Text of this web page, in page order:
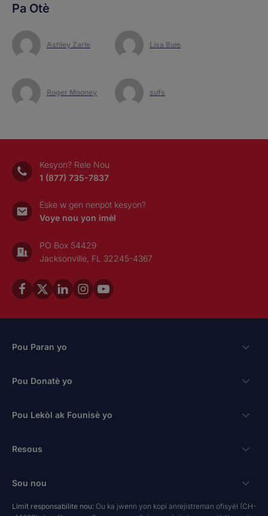
Pa Otè
Ashley Zarle Lisa Buie
Roger Mooney sufs
Kesyon? Rele Nou
1 (877) 735-7837
Èske w gen nenpòt kesyon?
Voye nou yon imèl
PO Box 54429
Jacksonville, FL 32245-4367
Pou Paran yo
Bousdetid
Bousdetid Lekòl Prive
Bousdetid Abilite Inik
New Worlds
Pou Donatè yo
Fason pou bay
bay nan espas travay
Pou Lekòl ak Founisè yo
Koneksyon
Lekòl Prive
Resous
Rechèch & Rapò
NextSteps Blog
Sou nou
Limit responsabilite nou: Ou ka jwenn yon kopi anrejistreman ofisyèl (CH-